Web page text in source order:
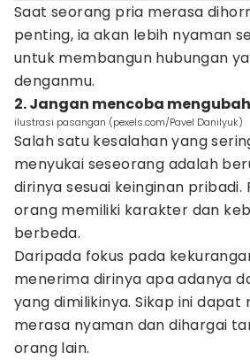
Saat seorang pria merasa
penting, ia akan lebih nyaman
untuk membangun hubungan
denganmu.
2. Jangan mencoba
ilustrasi pasangan (pexels.com/Pavel Danilyuk)
Salah satu kesalahan yang
menyukai seseorang adalah
dirinya sesuai keinginan pribadi.
orang memiliki karakter dan
berbeda.
Daripada fokus pada
menerima dirinya apa adanya
yang dimilikinya. Sikap ini
merasa nyaman dan dihargai
orang lain.